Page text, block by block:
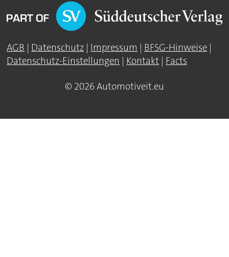
AGB | Datenschutz | Impressum | BFSG-Hinweise |
Datenschutz-Einstellungen | Kontakt | Facts
© 2026 Automotiveit.eu